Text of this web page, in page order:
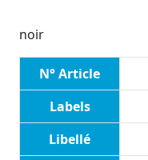
noir
N° Article
Labels
Libellé